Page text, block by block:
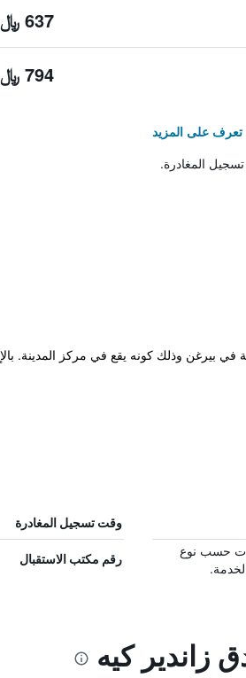
637 ﷼
794 ﷼
تعرف على المزيد
المغادرة.
في بيرغن وذلك كونه يقع في مركز المدينة.
وقت تسجيل المغادرة
حسب نوع
رقم مكتب الاستقبال
زاندير كيه